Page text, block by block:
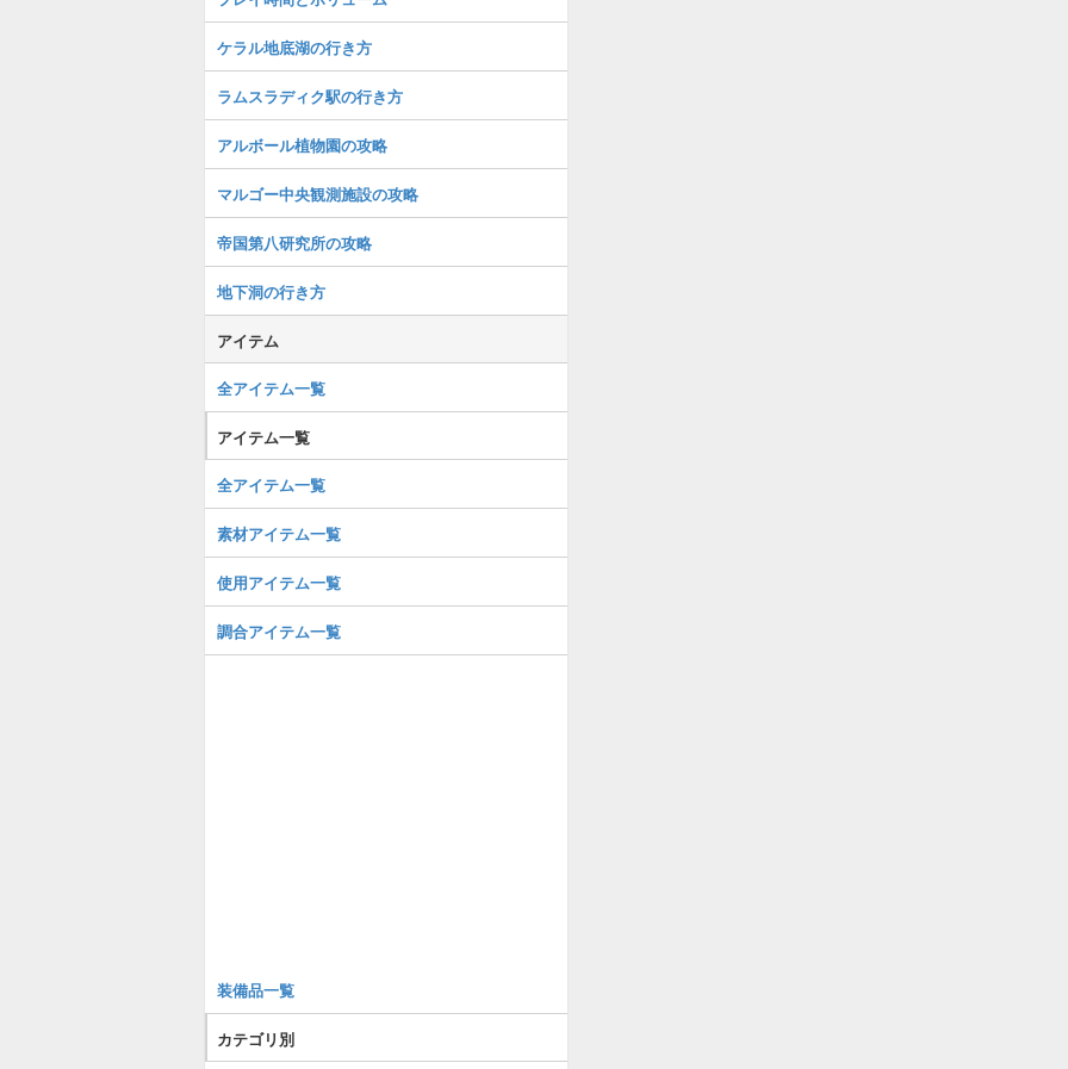
ケラル地底湖の行き方
ラムスラディク駅の行き方
アルボール植物園の攻略
マルゴー中央観測施設の攻略
帝国第八研究所の攻略
地下洞の行き方
アイテム
全アイテム一覧
アイテム一覧
全アイテム一覧
素材アイテム一覧
使用アイテム一覧
調合アイテム一覧
装備品一覧
カテゴリ別